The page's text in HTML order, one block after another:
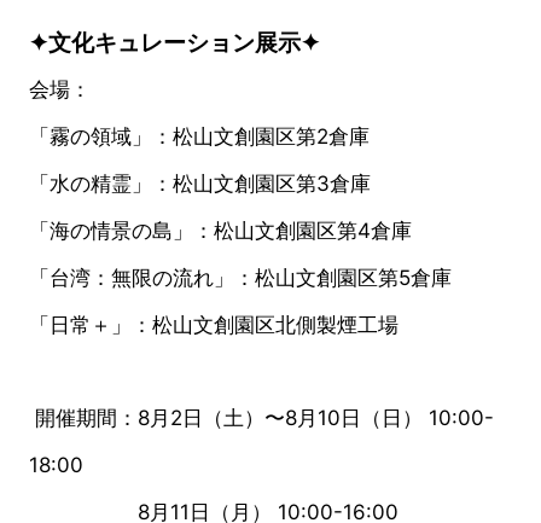
✦文化キュレーション展示✦
会場：
「霧の領域」：松山文創園区第2倉庫
「水の精霊」：松山文創園区第3倉庫
「海の情景の島」：松山文創園区第4倉庫
「台湾：無限の流れ」：松山文創園区第5倉庫
「日常＋」：松山文創園区北側製煙工場
開催期間：8月2日（土）〜8月10日（日） 10:00-
18:00
8月11日（月） 10:00-16:00